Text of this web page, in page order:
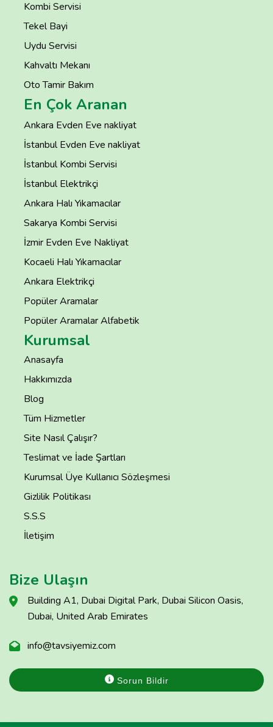
Kombi Servisi
Tekel Bayi
Uydu Servisi
Kahvaltı Mekanı
Oto Tamir Bakım
En Çok Aranan
Ankara Evden Eve nakliyat
İstanbul Evden Eve nakliyat
İstanbul Kombi Servisi
İstanbul Elektrikçi
Ankara Halı Yıkamacılar
Sakarya Kombi Servisi
İzmir Evden Eve Nakliyat
Kocaeli Halı Yıkamacılar
Ankara Elektrikçi
Popüler Aramalar
Popüler Aramalar Alfabetik
Kurumsal
Anasayfa
Hakkımızda
Blog
Tüm Hizmetler
Site Nasıl Çalışır?
Teslimat ve İade Şartları
Kurumsal Üye Kullanıcı Sözleşmesi
Gizlilik Politikası
S.S.S
İletişim
Bize Ulaşın
Building A1, Dubai Digital Park, Dubai Silicon Oasis,
Dubai, United Arab Emirates
info@tavsiyemiz.com
Sorun Bildir